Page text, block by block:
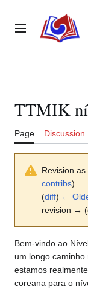
content
Main menu
TTMIK
Page Discussion
Revision
contribs)
(diff) ←
revision →
Bem-vindo ao
um longo
estamos
coreana para o